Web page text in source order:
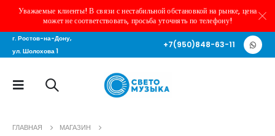
Уважаемые клиенты! В связи с нестабильной обстановкой на рынке, цена
может не соответствовать, просьба уточнять по телефону!
г. Ростов-на-Дону,
ул. Шолохова 1
+7(950)848-63-11
ГЛАВНАЯ
МАГАЗИН